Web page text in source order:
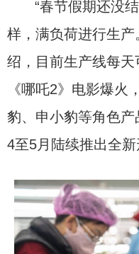
“春节假期还没
样，满负荷进行生产
绍，目前生产线每
《哪吒2》电影爆火
豹、申小豹等角色
4至5月陆续推出全新